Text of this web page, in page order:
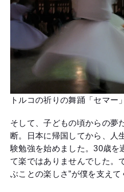
トルコの祈りの舞踊「セマー」
そして、子どもの頃からの夢
断。日本に帰国してから、人
験勉強を始めました。30歳を
て楽ではありませんでした。
ぶことの楽しさ”が僕を支えて